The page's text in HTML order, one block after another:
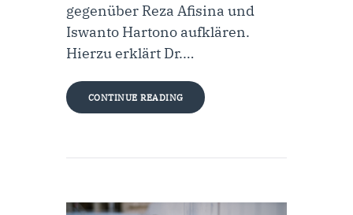
gegenüber Reza Afisina und
Iswanto Hartono aufklären.
Hierzu erklärt Dr.…
CONTINUE READING